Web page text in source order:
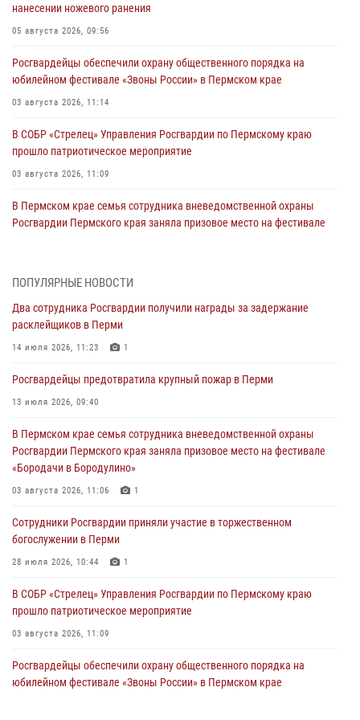
нанесении ножевого ранения
05 августа 2026, 09:56
Росгвардейцы обеспечили охрану общественного порядка на
юбилейном фестивале «Звоны России» в Пермском крае
03 августа 2026, 11:14
В СОБР «Стрелец» Управления Росгвардии по Пермскому краю
прошло патриотическое мероприятие
03 августа 2026, 11:09
В Пермском крае семья сотрудника вневедомственной охраны
Росгвардии Пермского края заняла призовое место на фестивале
юных спортсменов
03 августа 2026, 10:59
30 июля 2026, 05:19
богослужении в Перми
28 июля 2026, 10:44
Росгвардейцы оказали силовую поддержку при задержании
28 июля 2026, 06:15
ПОПУЛЯРНЫЕ НОВОСТИ
Два сотрудника Росгвардии получили награды за задержание
расклейщиков в Перми
14 июля 2026, 11:23 1
Росгвардейцы предотвратила крупный пожар в Перми
13 июля 2026, 09:40
В Пермском крае семья сотрудника вневедомственной охраны
Росгвардии Пермского края заняла призовое место на фестивале
«Бородачи в Бородулино»
03 августа 2026, 11:06 1
Сотрудники Росгвардии приняли участие в торжественном
богослужении в Перми
28 июля 2026, 10:44 1
В СОБР «Стрелец» Управления Росгвардии по Пермскому краю
прошло патриотическое мероприятие
03 августа 2026, 11:09
Росгвардейцы обеспечили охрану общественного порядка на
юбилейном фестивале «Звоны России» в Пермском крае